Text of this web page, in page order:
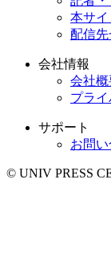
本サ
配信先
会社情報
会社概
プラ
サポート
お問
© UNIV PRESS